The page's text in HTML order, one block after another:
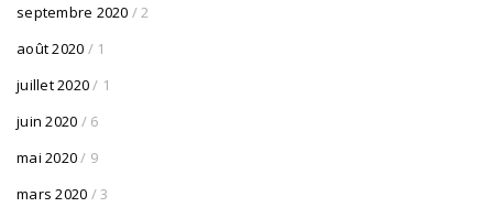
septembre 2020 / 2
août 2020 / 1
juillet 2020/ 1
juin 2020 / 6
mai 2020/ 9
mars 2020 / 3